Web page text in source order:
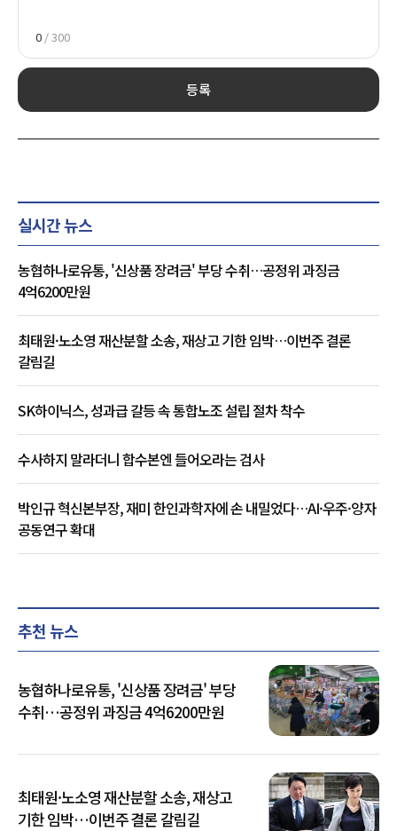
0 / 300
등록
실시간 뉴스
농협하나로유통, '신상품 장려금' 부당 수취…공정위 과징금
4억6200만원
최태원·노소영 재산분할 소송, 재상고 기한 임박…이번주 결론
갈림길
SK하이닉스, 성과급 갈등 속 통합노조 설립 절차 착수
수사하지 말라더니 합수본엔 들어오라는 검사
박인규 혁신본부장, 재미 한인과학자에 손 내밀었다…AI·우주·양자
공동연구 확대
추천 뉴스
농협하나로유통, '신상품 장려금' 부당
수취…공정위 과징금 4억6200만원
최태원·노소영 재산분할 소송, 재상고
기한 임박…이번주 결론 갈림길